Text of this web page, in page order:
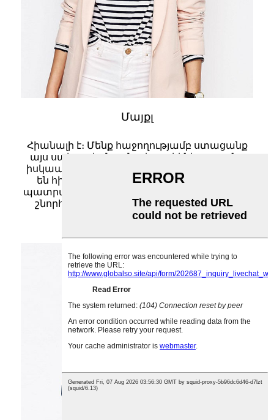
Մայքլ
Հիանալի է։ Մենք հաջողությամբ ստացանք
այս սպիտակ մարմարե սալիկները, որոնք
իսկապես գեղեցիկ են, բարձրորակ և գալիս
են հիանալի փաթեթավորմամբ, և այժմ
պատրաստ ենք սկսել մեր նախագիծը։ Շատ
շնորհակալ ենք ձեր գերազանց թիմային
աշխատանքի համար։